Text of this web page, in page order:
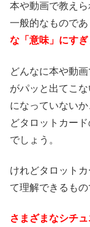
本や動画で教え
一般的なもので
な「意味」にすぎ
どんなに本や動
がパッと出てこ
になっていない
どタロットカー
でしょう。
けれどタロット
て理解できるもの
さまざまなシチ